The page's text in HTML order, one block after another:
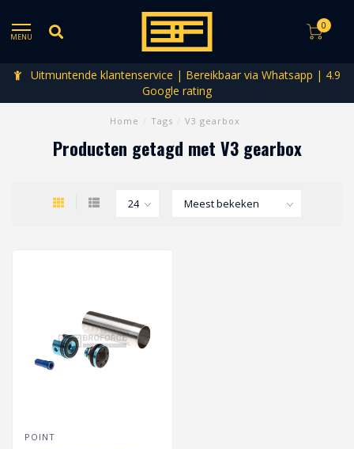
MENU
0
Uitmuntende klantenservice | Bereikbaar via Whatsapp | 4.9
Google rating
Home Tags V3 gearbox
Producten getagd met V3 gearbox
POINT